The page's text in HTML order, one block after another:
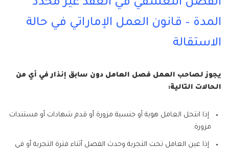
الفصل التعسفي في العقد غير محدد
المدة – قانون العمل الإماراتي في حالة
الاستقالة
يجوز لصاحب العمل فصل العامل دون سابق إنذار في أي من
الحالات التالية:
إذا انتحل العامل هوية أو جنسية مزورة أو قدم شهادات أو مستندات
مزورة.
إذا عين العامل تحت التجربة وحدث الفصل أثناء فترة التجربة أو في